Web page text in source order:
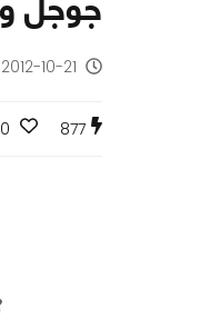
2012-10-21 - منذ 13 سنة
877
0